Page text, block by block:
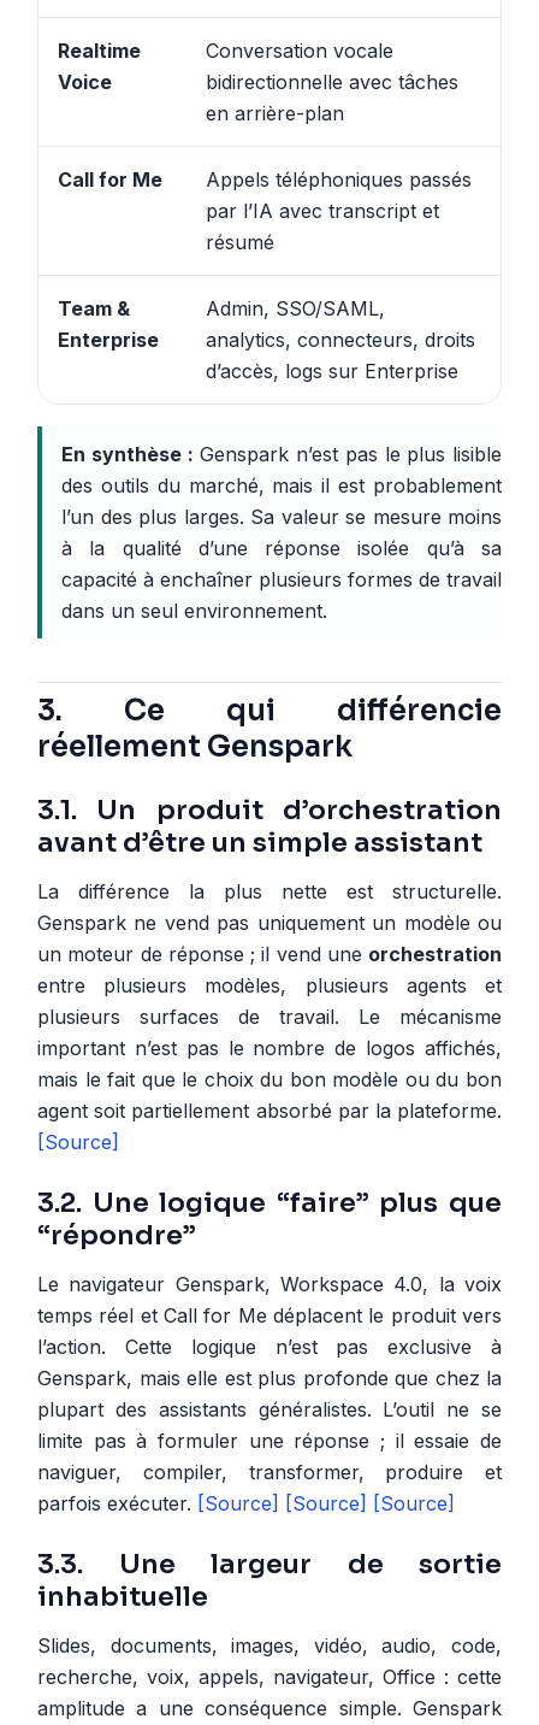
Realtime
Voice
Conversation vocale
bidirectionnelle avec tâches
en arrière-plan
Call for Me
Appels téléphoniques passés
par l’IA avec transcript et
résumé
Team &
Enterprise
Admin, SSO/SAML,
analytics, connecteurs, droits
d’accès, logs sur Enterprise
En synthèse : Genspark n’est pas le plus lisible
des outils du marché, mais il est probablement
l’un des plus larges. Sa valeur se mesure moins
à la qualité d’une réponse isolée qu’à sa
capacité à enchaîner plusieurs formes de travail
dans un seul environnement.
3. Ce qui différencie
réellement Genspark
3.1. Un produit d’orchestration
avant d’être un simple assistant
La différence la plus nette est structurelle.
Genspark ne vend pas uniquement un modèle ou
un moteur de réponse ; il vend une orchestration
entre plusieurs modèles, plusieurs agents et
plusieurs surfaces de travail. Le mécanisme
important n’est pas le nombre de logos affichés,
mais le fait que le choix du bon modèle ou du bon
agent soit partiellement absorbé par la plateforme.
[Source]
3.2. Une logique “faire” plus que
“répondre”
Le navigateur Genspark, Workspace 4.0, la voix
temps réel et Call for Me déplacent le produit vers
l’action. Cette logique n’est pas exclusive à
Genspark, mais elle est plus profonde que chez la
plupart des assistants généralistes. L’outil ne se
limite pas à formuler une réponse ; il essaie de
naviguer, compiler, transformer, produire et
parfois exécuter. [Source] [Source] [Source]
3.3. Une largeur de sortie
inhabituelle
Slides, documents, images, vidéo, audio, code,
recherche, voix, appels, navigateur, Office : cette
amplitude a une conséquence simple. Genspark